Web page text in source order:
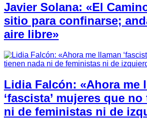
Javier Solana: «El
sitio para confinarse;
aire libre»
Lidia Falcón: «Ahora me
‘fascista’ mujeres que
ni de feministas ni de